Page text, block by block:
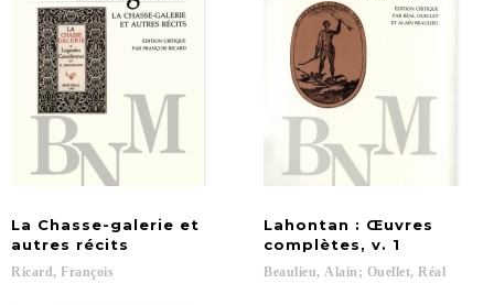
La Chasse-galerie et
autres récits
Ricard, François
Lahontan : Œuvres
complètes, v. 1
Beaulieu, Alain; Ouellet, Réal